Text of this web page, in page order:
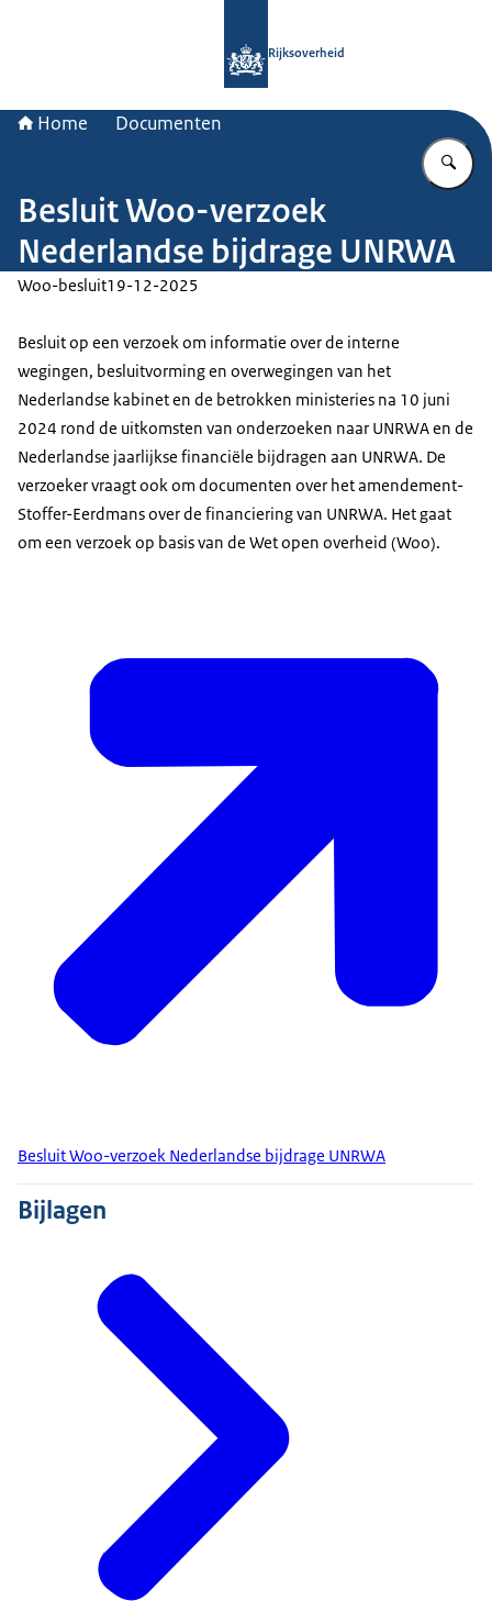
Rijksoverheid
Home Documenten
Besluit Woo-verzoek
Nederlandse bijdrage UNRWA
Woo-besluit19-12-2025
Besluit op een verzoek om informatie over de interne
wegingen, besluitvorming en overwegingen van het
Nederlandse kabinet en de betrokken ministeries na 10 juni
2024 rond de uitkomsten van onderzoeken naar UNRWA en de
Nederlandse jaarlijkse financiële bijdragen aan UNRWA. De
verzoeker vraagt ook om documenten over het amendement-
Stoffer-Eerdmans over de financiering van UNRWA. Het gaat
om een verzoek op basis van de Wet open overheid (Woo).
Besluit Woo-verzoek Nederlandse bijdrage UNRWA
Bijlagen